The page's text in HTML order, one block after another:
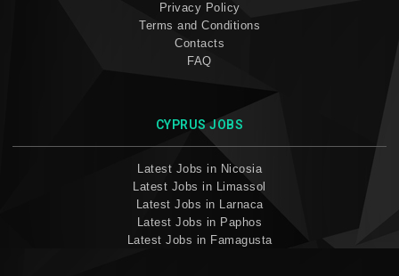
Privacy Policy
Terms and Conditions
Contacts
FAQ
CYPRUS JOBS
Latest Jobs in Nicosia
Latest Jobs in Limassol
Latest Jobs in Larnaca
Latest Jobs in Paphos
Latest Jobs in Famagusta